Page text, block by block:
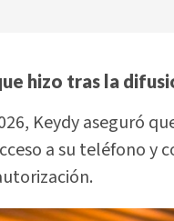
hizo tras la
Keydy aseguró
a su teléfono y